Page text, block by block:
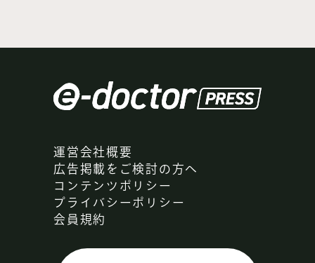
運営会社概要
広告掲載をご検討の方へ
コンテンツポリシー
プライバシーポリシー
会員規約